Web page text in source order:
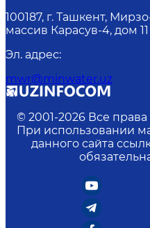
100187, г. Ташкент,
массив Карасув-4, дом 11
Эл. адрес:
mwr@minwater.uz
© 2001-2026 Все
При использовании
данного сайта